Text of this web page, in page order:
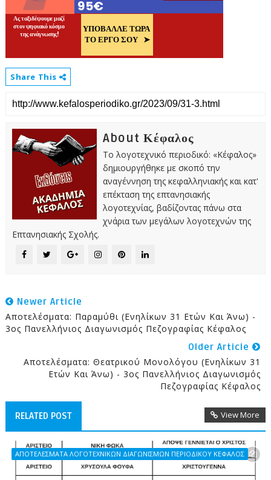
Share This
About Κέφαλος
Το λογοτεχνικό περιοδικό: «Κέφαλος»
δημιουργήθηκε με σκοπό την
αναγέννηση της κεφαλληνιακής και κατ'
επέκταση της επτανησιακής
λογοτεχνίας, βαδίζοντας πάνω στα
χνάρια των μεγάλων λογοτεχνών της
Επτανησιακής Σχολής.
Newer Article
Αποτελέσματα: Παραμύθι (Ενηλίκων 31 Ετών Και Άνω) -
3ος Πανελλήνιος Διαγωνισμός Πεζογραφίας Κέφαλος
Older Article
Αποτελέσματα: Θεατρικού Μονολόγου (Ενηλίκων 31
Ετών Και Άνω) - 3ος Πανελλήνιος Διαγωνισμός
Πεζογραφίας Κέφαλος
RELATED POST View More
ΑΠΟΤΕΛΕΣΜΑΤΑ ΛΟΓΟΤΕΧΝΙΚΩΝ ΔΙΑΓΩΝΙΣΜΩΝ ΠΕΡΙΟΔΙΚΟΥ ΚΕΦΑΛΟΣ